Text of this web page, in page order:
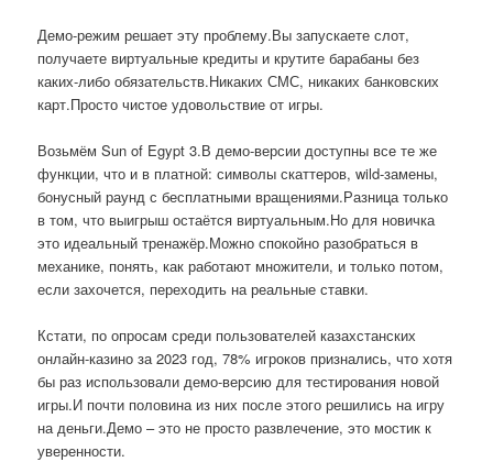
Демо-режим решает эту проблему.Вы запускаете слот,
получаете виртуальные кредиты и крутите барабаны без
каких-либо обязательств.Никаких СМС, никаких банковских
карт.Просто чистое удовольствие от игры.
Возьмём Sun of Egypt 3.В демо-версии доступны все те же
функции, что и в платной: символы скаттеров, wild-замены,
бонусный раунд с бесплатными вращениями.Разница только
в том, что выигрыш остаётся виртуальным.Но для новичка
это идеальный тренажёр.Можно спокойно разобраться в
механике, понять, как работают множители, и только потом,
если захочется, переходить на реальные ставки.
Кстати, по опросам среди пользователей казахстанских
онлайн-казино за 2023 год, 78% игроков признались, что хотя
бы раз использовали демо-версию для тестирования новой
игры.И почти половина из них после этого решились на игру
на деньги.Демо – это не просто развлечение, это мостик к
уверенности.